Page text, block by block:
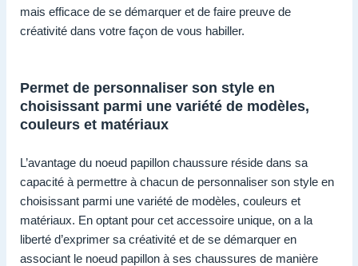
mais efficace de se démarquer et de faire preuve de
créativité dans votre façon de vous habiller.
Permet de personnaliser son style en
choisissant parmi une variété de modèles,
couleurs et matériaux
L’avantage du noeud papillon chaussure réside dans sa
capacité à permettre à chacun de personnaliser son style en
choisissant parmi une variété de modèles, couleurs et
matériaux. En optant pour cet accessoire unique, on a la
liberté d’exprimer sa créativité et de se démarquer en
associant le noeud papillon à ses chaussures de manière